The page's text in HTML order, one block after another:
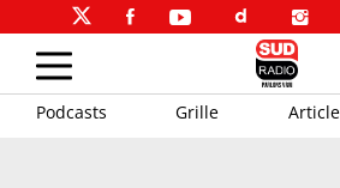
Podcasts Grille